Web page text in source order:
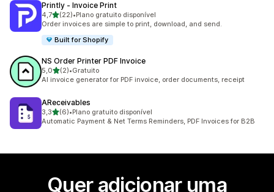
Printly ‑ Invoice Print
4,7de 5 estrelas
(22)
22 total de avaliações
•Plano gratuito disponível
Order invoices are simple to print, download, and send.
Built for Shopify
NS Order Printer PDF Invoice
5,0de 5 estrelas
(2)
2 total de avaliações
•Gratuito
AI invoice generator for PDF invoice, order documents, receipt
AReceivables
3,3de 5 estrelas
(6)
6 total de avaliações
•Plano gratuito disponível
Automatic Payment & Net Terms Reminders, PDF Invoices for B2B
Quer adicionar uma